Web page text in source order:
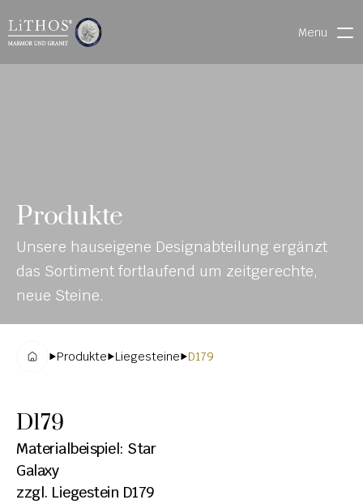
Menu
INE-
KAT
ALO
G
MATERIALIEN
STEINMETZFINDER
3D-KONFIGURATOR
DOWNLOADS
DENKMALE
MAGRADO
KOLUMBARIEN
BREITSTEINE
LIEGESTEINE
Produkte
Unsere hauseigene Designabteilung ergänzt
das Sortiment fortlaufend um zeitgerechte,
neue Steine.
Produkte Liegesteine D179
D179
Materialbeispiel: Star
Galaxy
zzgl. Liegestein D179